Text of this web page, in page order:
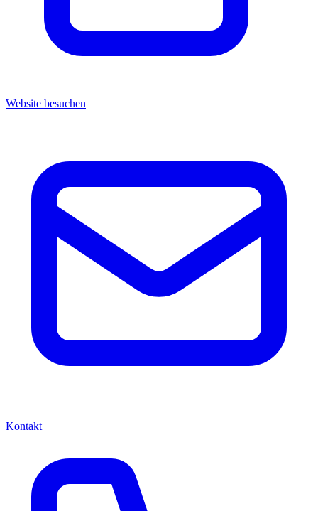
Website besuchen
Kontakt